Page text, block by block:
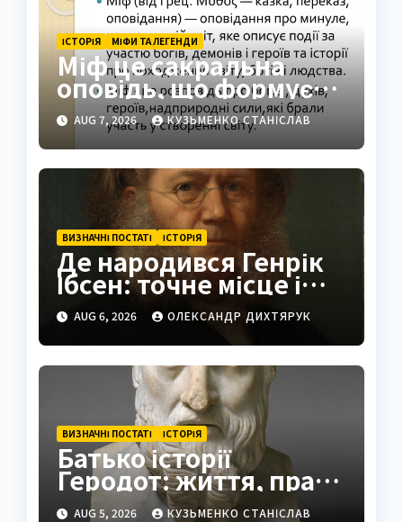
ІСТОРІЯ МІФИ ТА ЛЕГЕНДИ
Міф це сакральна
оповідь, що формує
світогляд народів
AUG 7, 2026 КУЗЬМЕНКО СТАНІСЛАВ
ВИЗНАЧНІ ПОСТАТІ ІСТОРІЯ
Де народився Генрік
Ібсен: точне місце і
історія
AUG 6, 2026 ОЛЕКСАНДР ДИХТЯРУК
ВИЗНАЧНІ ПОСТАТІ ІСТОРІЯ
Батько історії
Геродот: життя, праці
та спадщина
AUG 5, 2026 КУЗЬМЕНКО СТАНІСЛАВ